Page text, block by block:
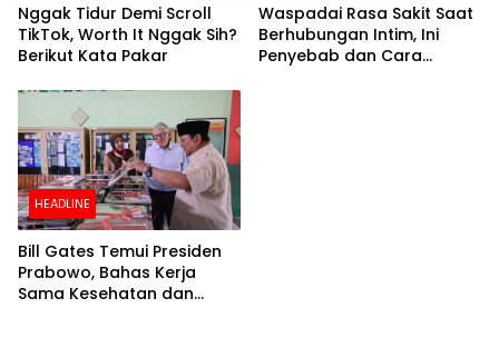
Nggak Tidur Demi Scroll
TikTok, Worth It Nggak Sih?
Berikut Kata Pakar
Waspadai Rasa Sakit Saat
Berhubungan Intim, Ini
Penyebab dan Cara
HEADLINE
Bill Gates Temui Presiden
Prabowo, Bahas Kerja
Sama Kesehatan dan